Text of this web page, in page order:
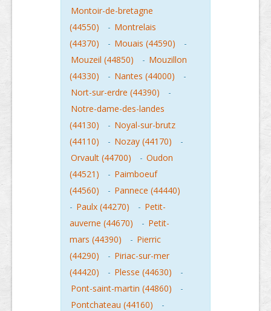
Montoir-de-bretagne
(44550)
- Montrelais
(44370)
- Mouais (44590)
-
Mouzeil (44850)
- Mouzillon
(44330)
- Nantes (44000)
-
Nort-sur-erdre (44390)
-
Notre-dame-des-landes
(44130)
- Noyal-sur-brutz
(44110)
- Nozay (44170)
-
Orvault (44700)
- Oudon
(44521)
- Paimboeuf
(44560)
- Pannece (44440)
- Paulx (44270) - Petit-
auverne (44670)
- Petit-
mars (44390)
- Pierric
(44290)
- Piriac-sur-mer
(44420)
- Plesse (44630)
-
Pont-saint-martin (44860)
-
Pontchateau (44160)
-